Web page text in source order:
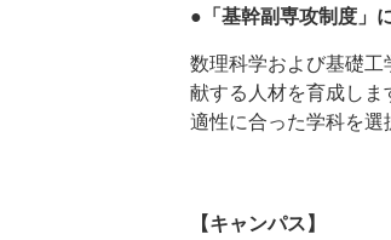
●「基幹副専攻制度」
数理科学および基礎
献する人材を育成し
適性に合った学科を選
【キャンパス】